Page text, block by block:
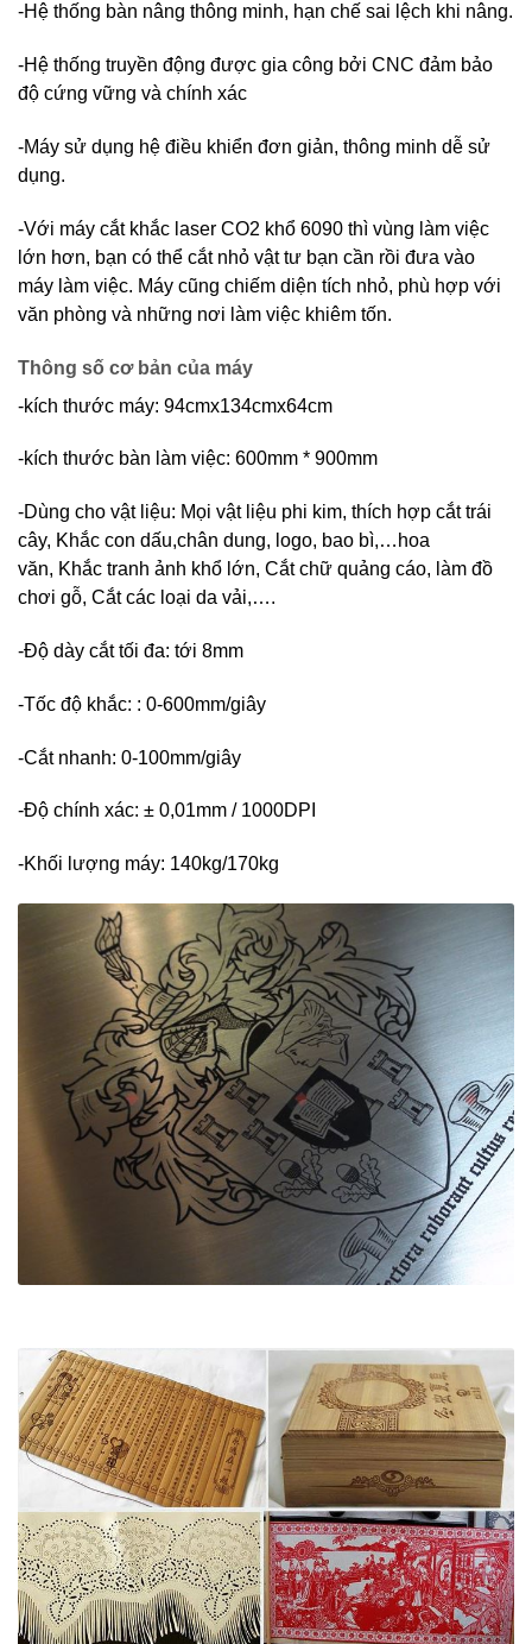
-Hệ thống bàn nâng thông minh, hạn chế sai lệch khi nâng.
-Hệ thống truyền động được gia công bởi CNC đảm bảo
độ cứng vững và chính xác
-Máy sử dụng hệ điều khiển đơn giản, thông minh dễ sử
dụng.
-Với máy cắt khắc laser CO2 khổ 6090 thì vùng làm việc
lớn hơn, bạn có thể cắt nhỏ vật tư bạn cần rồi đưa vào
máy làm việc. Máy cũng chiếm diện tích nhỏ, phù hợp với
văn phòng và những nơi làm việc khiêm tốn.
Thông số cơ bản của máy
-kích thước máy: 94cmx134cmx64cm
-kích thước bàn làm việc: 600mm * 900mm
-Dùng cho vật liệu: Mọi vật liệu phi kim, thích hợp cắt trái
cây, Khắc con dấu,chân dung, logo, bao bì,…hoa
văn, Khắc tranh ảnh khổ lớn, Cắt chữ quảng cáo, làm đồ
chơi gỗ, Cắt các loại da vải,….
-Độ dày cắt tối đa: tới 8mm
-Tốc độ khắc: : 0-600mm/giây
-Cắt nhanh: 0-100mm/giây
-Độ chính xác: ± 0,01mm / 1000DPI
-Khối lượng máy: 140kg/170kg